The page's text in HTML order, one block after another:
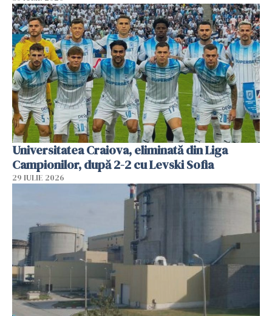
Universitatea Craiova, eliminată din Liga
Campionilor, după 2-2 cu Levski Sofia
29 IULIE 2026